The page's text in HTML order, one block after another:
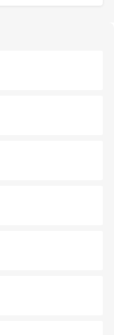
る外せないスポット